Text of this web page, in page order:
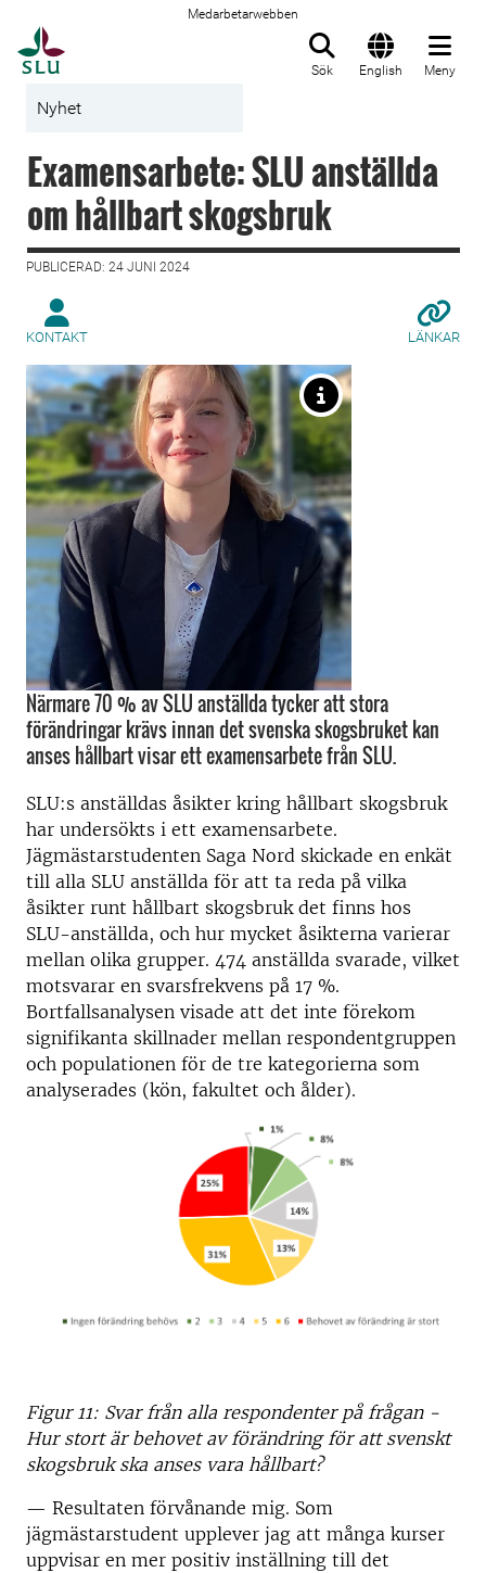
Medarbetarwebben
Sök English Meny
Nyhet
Examensarbete: SLU anställda
om hållbart skogsbruk
PUBLICERAD: 24 JUNI 2024
KONTAKT LÄNKAR
Närmare 70 % av SLU anställda tycker att stora
förändringar krävs innan det svenska skogsbruket kan
anses hållbart visar ett examensarbete från SLU.
SLU:s anställdas åsikter kring hållbart skogsbruk
har undersökts i ett examensarbete.
Jägmästarstudenten Saga Nord skickade en enkät
till alla SLU anställda för att ta reda på vilka
åsikter runt hållbart skogsbruk det finns hos
SLU-anställda, och hur mycket åsikterna varierar
mellan olika grupper. 474 anställda svarade, vilket
motsvarar en svarsfrekvens på 17 %.
Bortfallsanalysen visade att det inte förekom
signifikanta skillnader mellan respondentgruppen
och populationen för de tre kategorierna som
analyserades (kön, fakultet och ålder).
Figur 11: Svar från alla respondenter på frågan -
Hur stort är behovet av förändring för att svenskt
skogsbruk ska anses vara hållbart?
— Resultaten förvånande mig. Som
jägmästarstudent upplever jag att många kurser
uppvisar en mer positiv inställning till det